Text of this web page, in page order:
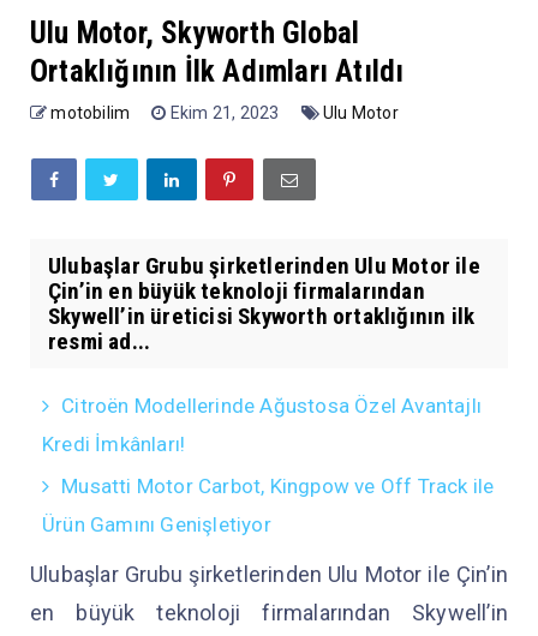
Ulu Motor, Skyworth Global
Ortaklığının İlk Adımları Atıldı
motobilim Ekim 21, 2023 Ulu Motor
Ulubaşlar Grubu şirketlerinden Ulu Motor ile
Çin’in en büyük teknoloji firmalarından
Skywell’in üreticisi Skyworth ortaklığının ilk
resmi ad...
Citroën Modellerinde Ağustosa Özel Avantajlı
Kredi İmkânları!
Musatti Motor Carbot, Kingpow ve Off Track ile
Ürün Gamını Genişletiyor
Ulubaşlar Grubu şirketlerinden Ulu Motor ile Çin’in
en büyük teknoloji firmalarından Skywell’in